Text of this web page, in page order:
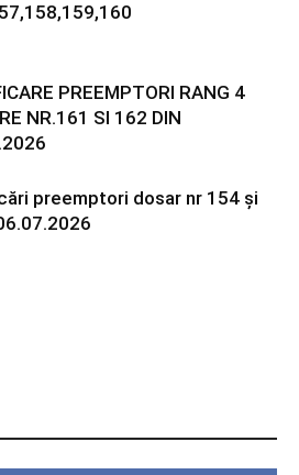
PREEMPTORI RANG 4
NR.161 SI 162 DIN
preemptori dosar nr 154 și